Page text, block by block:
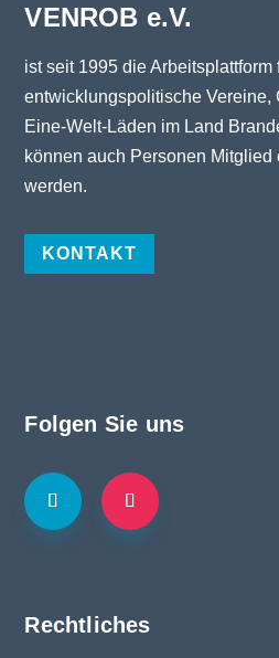
VENROB e.V.
ist seit 1995 die Arbeitsplattform
entwicklungspolitische Vereine,
Eine-Welt-Läden im Land
können auch Personen Mitglied
werden.
KONTAKT
Folgen Sie uns
Rechtliches